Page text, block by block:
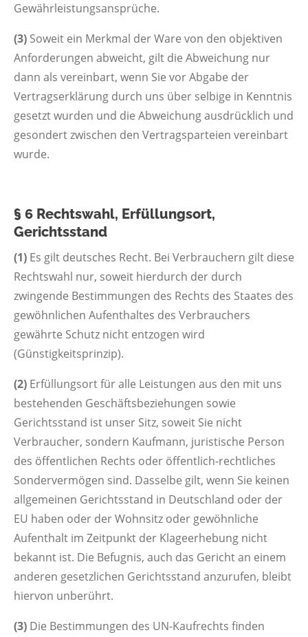
Gewährleistungsansprüche.
(3) Soweit ein Merkmal der Ware von den objektiven
Anforderungen abweicht, gilt die Abweichung nur
dann als vereinbart, wenn Sie vor Abgabe der
Vertragserklärung durch uns über selbige in Kenntnis
gesetzt wurden und die Abweichung ausdrücklich und
gesondert zwischen den Vertragsparteien vereinbart
wurde.
§ 6 Rechtswahl, Erfüllungsort,
Gerichtsstand
(1) Es gilt deutsches Recht. Bei Verbrauchern gilt diese
Rechtswahl nur, soweit hierdurch der durch
zwingende Bestimmungen des Rechts des Staates des
gewöhnlichen Aufenthaltes des Verbrauchers
gewährte Schutz nicht entzogen wird
(Günstigkeitsprinzip).
(2) Erfüllungsort für alle Leistungen aus den mit uns
bestehenden Geschäftsbeziehungen sowie
Gerichtsstand ist unser Sitz, soweit Sie nicht
Verbraucher, sondern Kaufmann, juristische Person
des öffentlichen Rechts oder öffentlich-rechtliches
Sondervermögen sind. Dasselbe gilt, wenn Sie keinen
allgemeinen Gerichtsstand in Deutschland oder der
EU haben oder der Wohnsitz oder gewöhnliche
Aufenthalt im Zeitpunkt der Klageerhebung nicht
bekannt ist. Die Befugnis, auch das Gericht an einem
anderen gesetzlichen Gerichtsstand anzurufen, bleibt
hiervon unberührt.
(3) Die Bestimmungen des UN-Kaufrechts finden